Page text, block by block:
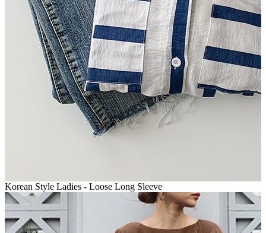
Korean Style Ladies - Loose Long Sleeve